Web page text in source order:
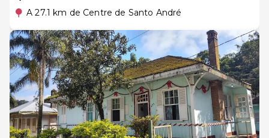
A 27.1 km de Centre de Santo André